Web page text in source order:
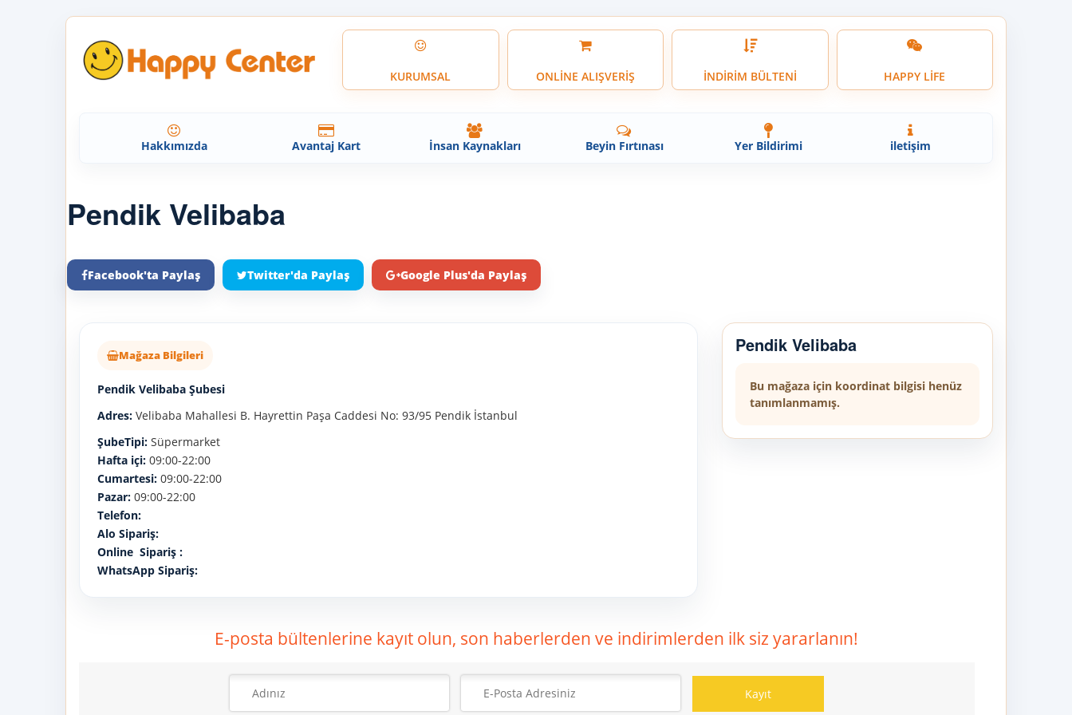
KURUMSAL ONLİNE ALIŞVERİŞ İNDİRİM BÜLTENİ HAPPY LİFE
Hakkımızda Avantaj Kart İnsan Kaynakları Beyin Fırtınası Yer Bildirimi iletişim
Pendik Velibaba
Facebook'ta Paylaş Twitter'da Paylaş Google Plus'da Paylaş
Mağaza Bilgileri
Pendik Velibaba Şubesi
Adres: Velibaba Mahallesi B. Hayrettin Paşa Caddesi No: 93/95 Pendik İstanbul
ŞubeTipi: Süpermarket
Hafta içi: 09:00-22:00
Cumartesi: 09:00-22:00
Pazar: 09:00-22:00
Telefon:
Alo Sipariş:
Online Sipariş :
WhatsApp Sipariş:
Pendik Velibaba
Bu mağaza için koordinat bilgisi henüz
tanımlanmamış.
E-posta bültenlerine kayıt olun, son haberlerden ve indirimlerden ilk siz yararlanın!